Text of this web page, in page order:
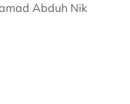
Abduh Nik